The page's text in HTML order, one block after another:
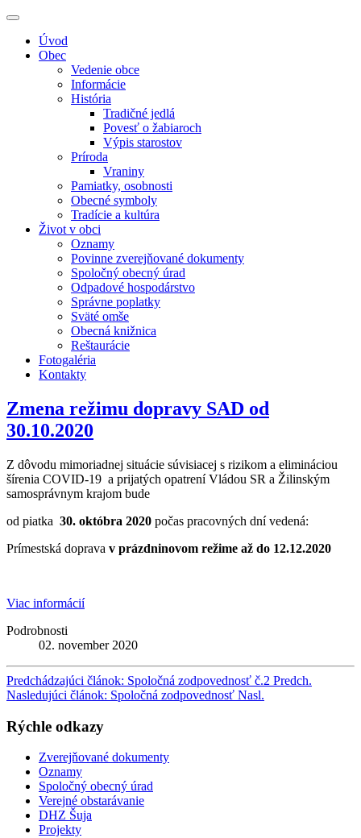
Úvod
Obec
Vedenie obce
Informácie
História
Tradičné jedlá
Povesť o žabiaroch
Výpis starostov
Príroda
Vraniny
Pamiatky, osobnosti
Obecné symboly
Tradície a kultúra
Život v obci
Oznamy
Povinne zverejňované dokumenty
Spoločný obecný úrad
Odpadové hospodárstvo
Správne poplatky
Sväté omše
Obecná knižnica
Reštaurácie
Fotogaléria
Kontakty
Zmena režimu dopravy SAD od
30.10.2020
Z dôvodu mimoriadnej situácie súvisiacej s rizikom a elimináciou
šírenia COVID-19 a prijatých opatrení Vládou SR a Žilinským
samosprávnym krajom bude
od piatka 30. októbra 2020 počas pracovných dní vedená:
Prímestská doprava v prázdninovom režime až do 12.12.2020
Viac informácií
Podrobnosti
02. november 2020
Predchádzajúci článok: Spoločná zodpovednosť č.2 Predch.
Nasledujúci článok: Spoločná zodpovednosť Nasl.
Rýchle odkazy
Zverejňované dokumenty
Oznamy
Spoločný obecný úrad
Verejné obstarávanie
DHZ Šuja
Projekty